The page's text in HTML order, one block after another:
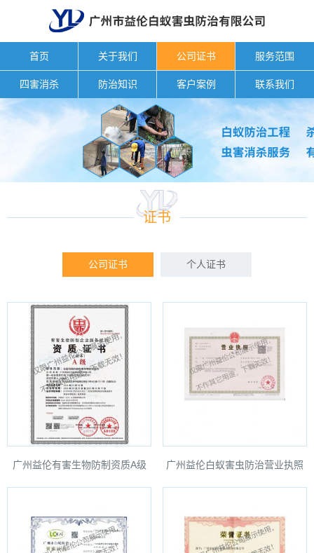
首页 关于我们 公司证书 服务范围
四害消杀 防治知识 客户案例 联系我们
证书
公司证书 个人证书
广州益伦有害生物防制资质A级 广州益伦白蚁害虫防治营业执照